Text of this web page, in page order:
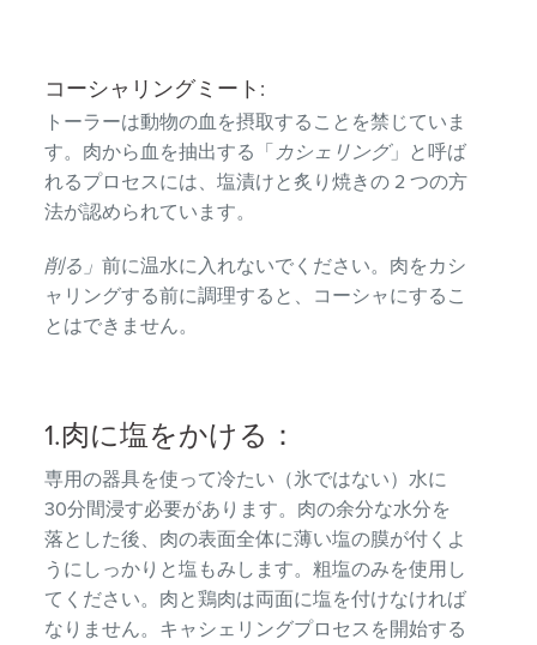
コーシャリングミート:
トーラーは動物の血を摂取することを禁じていま
す。肉から血を抽出する「 カシェリング」と呼ば
れるプロセスには、塩漬けと炙り焼きの 2 つの方
法が認められています。
削る」前に温水に入れないでください。肉をカシ
ャリングする前に調理すると、コーシャにするこ
とはできません。
1.肉に塩をかける：
専用の器具を使って冷たい（氷ではない）水に
30分間浸す必要があります。肉の余分な水分を
落とした後、肉の表面全体に薄い塩の膜が付くよ
うにしっかりと塩もみします。粗塩のみを使用し
てください。肉と鶏肉は両面に塩を付けなければ
なりません。キャシェリングプロセスを開始する